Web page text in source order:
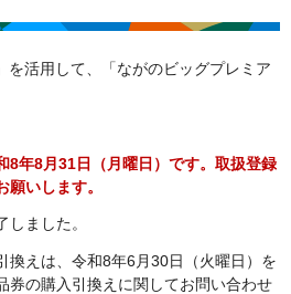
を活用して、「ながのビッグプレミア
8年8月31日（月曜日）です。取扱登録
願いします。
ました。
換えは、令和8年6月30日（火曜日）を
券の購入引換えに関してお問い合わせ